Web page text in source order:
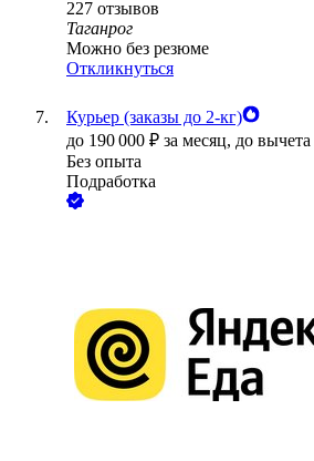
227 отзывов
Таганрог
Можно без резюме
Откликнуться
Курьер (заказы до 2-кг)
до 190 000 ₽ за месяц, до
Без опыта
Подработка